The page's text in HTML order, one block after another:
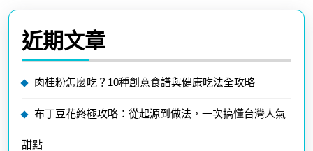
近期文章
肉桂粉怎麼吃？10種創意食譜與健康吃法全攻略
布丁豆花終極攻略：從起源到做法，一次搞懂台灣人氣
甜點